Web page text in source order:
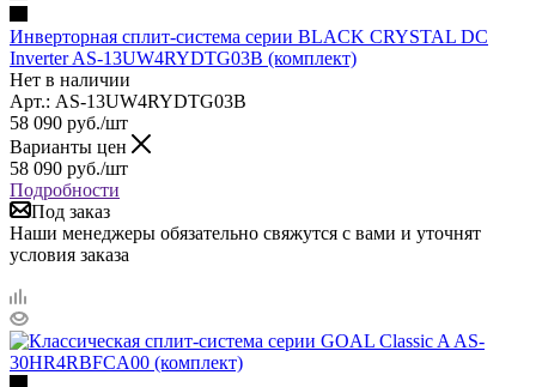
Инверторная сплит-система серии BLACK CRYSTAL DC
Inverter AS-13UW4RYDTG03B (комплект)
Нет в наличии
Арт.: AS-13UW4RYDTG03B
58 090 руб./шт
Варианты цен
58 090 руб./шт
Подробности
Под заказ
Наши менеджеры обязательно свяжутся с вами и уточнят
условия заказа